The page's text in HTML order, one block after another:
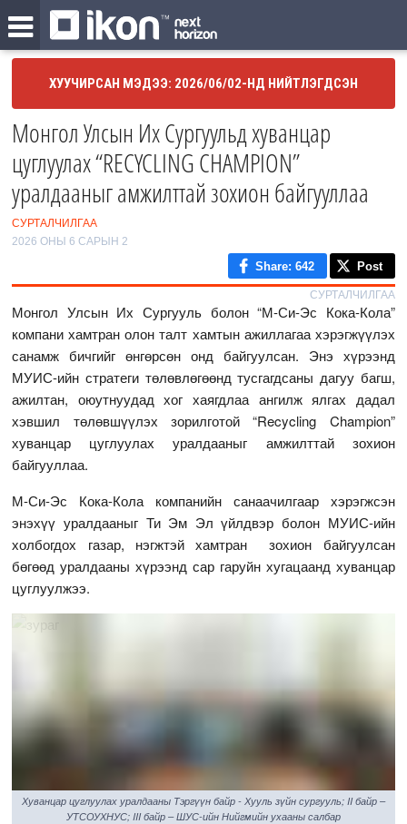
ХУУЧИРСАН МЭДЭЭ: 2026/06/02-НД НИЙТЛЭГДСЭН
Монгол Улсын Их Сургуульд хуванцар
цуглуулах “RECYCLING CHAMPION”
уралдааныг амжилттай зохион байгууллаа
СУРТАЛЧИЛГАА
2026 ОНЫ 6 САРЫН 2
Share: 642 Post
СУРТАЛЧИЛГАА
Монгол Улсын Их Сургууль болон “М-Си-Эс Кока-Кола”
компани хамтран олон талт хамтын ажиллагаа хэрэгжүүлэх
санамж бичгийг өнгөрсөн онд байгуулсан. Энэ хүрээнд
МУИС-ийн стратеги төлөвлөгөөнд тусгагдсаны дагуу багш,
ажилтан, оюутнуудад хог хаягдлаа ангилж ялгах дадал
хэвшил төлөвшүүлэх зорилготой “Recycling Champion”
хуванцар цуглуулах уралдааныг амжилттай зохион
байгууллаа.
М-Си-Эс Кока-Кола компанийн санаачилгаар хэрэгжсэн
энэхүү уралдааныг Ти Эм Эл үйлдвэр болон МУИС-ийн
холбогдох газар, нэгжтэй хамтран зохион байгуулсан
бөгөөд уралдааны хүрээнд сар гаруйн хугацаанд хуванцар
цуглуулжээ.
Хуванцар цуглуулах уралдааны Тэргүүн байр - Хууль зүйн сургууль; II байр –
УТСОУХНУС; III байр – ШУС-ийн Нийгмийн ухааны салбар